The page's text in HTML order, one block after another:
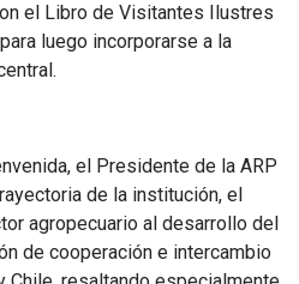
el Libro de Visitantes Ilustres
luego incorporarse a la
el Presidente de la ARP
de la institución, el
agropecuario al desarrollo del
de cooperación e intercambio